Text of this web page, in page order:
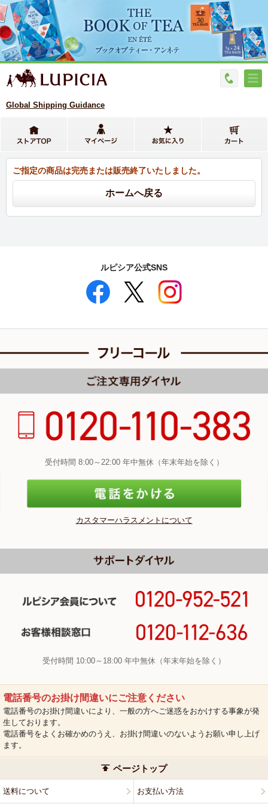
Global Shipping Guidance
ご指定の商品は完売または販売終了いたしました。
ルピシア公式SNS
受付時間 8:00～22:00 年中無休（年末年始を除く）
カスタマーハラスメントについて
受付時間 10:00～18:00 年中無休（年末年始を除く）
電話番号のお掛け間違いにご注意ください
電話番号のお掛け間違いにより、一般の方へご迷惑をおかけする事象が発
生しております。
電話番号をよくお確かめのうえ、お掛け間違いのないようお願い申し上げ
ます。
ページトップ
送料について お支払い方法